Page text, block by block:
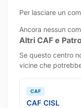
Per lasciare un
Ancora nessun
Altri CAF e
Se questo centro
vicine che
CAF
CAF CISL